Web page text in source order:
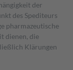
der
des Spediteurs
pharmazeutische
dienen, die
Klärungen